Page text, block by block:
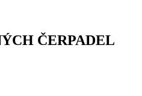
ČERPADEL